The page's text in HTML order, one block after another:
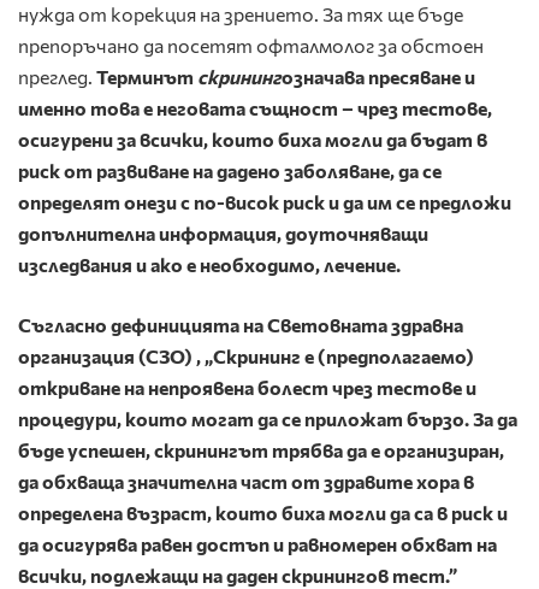
нужда от корекция на зрението. За тях ще бъде
препоръчано да посетят офталмолог за обстоен
преглед. Терминът скринингозначава пресяване и
именно това е неговата същност – чрез тестове,
осигурени за всички, които биха могли да бъдат в
риск от развиване на дадено заболяване, да се
определят онези с по-висок риск и да им се предложи
допълнителна информация, доуточняващи
изследвания и ако е необходимо, лечение.
Съгласно дефиницията на Световната здравна
организация (СЗО) , „Скрининг е (предполагаемо)
откриване на непроявена болест чрез тестове и
процедури, които могат да се приложат бързо. За да
бъде успешен, скринингът трябва да е организиран,
да обхваща значителна част от здравите хора в
определена възраст, които биха могли да са в риск и
да осигурява равен достъп и равномерен обхват на
всички, подлежащи на даден скринингов тест.”